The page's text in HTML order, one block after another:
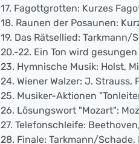
17. Fagottgrotten: Kurzes
18. Raunen der Posaunen:
19. Das Rätsellied: Tarkmann/
20.-22. Ein Ton wird
23. Hymnische Musik: Holst,
24. Wiener Walzer: J.
25. Musiker-Aktionen
26. Lösungswort "Mozart":
27. Telefonschleife:
28. Finale: Tarkmann/Schade,